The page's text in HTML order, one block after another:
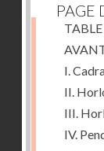
PAGE
I.
II.
III.
IV.